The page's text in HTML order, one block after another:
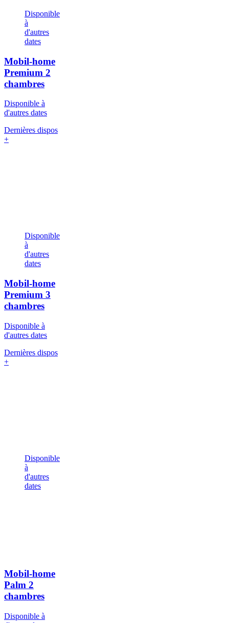
Disponible
à
d'autres
dates
Mobil-home
Premium 2
chambres
Disponible à
d'autres dates
Dernières dispos
+
Disponible
à
d'autres
dates
Mobil-home
Premium 3
chambres
Disponible à
d'autres dates
Dernières dispos
+
Disponible
à
d'autres
dates
Mobil-home
Palm 2
chambres
Disponible à